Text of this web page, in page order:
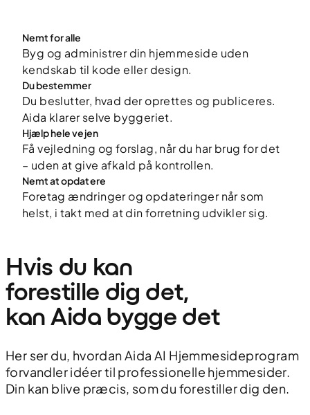
Nemt for alle
Byg og administrer din hjemmeside uden
kendskab til kode eller design.
Du bestemmer
Du beslutter, hvad der oprettes og publiceres.
Aida klarer selve byggeriet.
Hjælp hele vejen
Få vejledning og forslag, når du har brug for det
– uden at give afkald på kontrollen.
Nemt at opdatere
Foretag ændringer og opdateringer når som
helst, i takt med at din forretning udvikler sig.
Hvis du kan
forestille dig det,
kan Aida bygge det
Her ser du, hvordan Aida AI Hjemmesideprogram
forvandler idéer til professionelle hjemmesider.
Din kan blive præcis, som du forestiller dig den.